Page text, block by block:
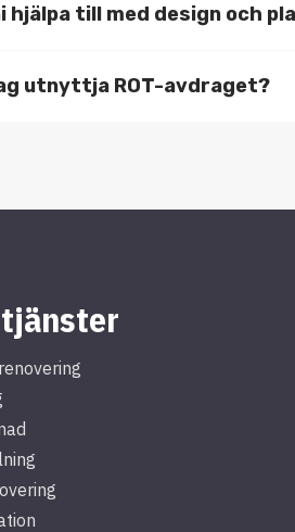
hjälpa till med design och
utnyttja ROT-avdraget?